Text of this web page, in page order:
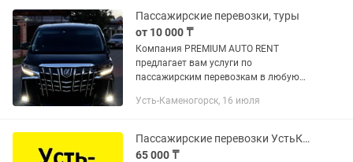
Пассажирские перевозки, туры
от 10 000 ₸
Компания PREMIUM AUTO RENT
предлагает вам услуги по
пассажирским перевозкам в любую
Казахстану такие как в КАТОН-
РИДДЕР. В нашем...
Усть-Каменогорск, 16 июля
Пассажирские перевозки УстьКаменогорск-Барнаул, Барнаул-УстьКаменогорск
65 000 ₸